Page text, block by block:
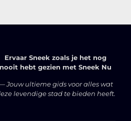
Ervaar Sneek zoals je het nog
nooit hebt gezien met Sneek Nu
Jouw ultieme gids voor alles wat
levendige stad te bieden heeft.